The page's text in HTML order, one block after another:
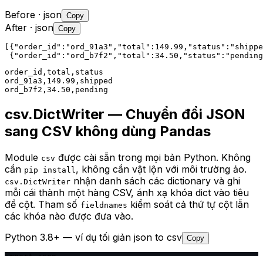
Before · json Copy
After · json Copy
order_id,total,status
ord_91a3,149.99,shipped
ord_b7f2,34.50,pending
csv.DictWriter — Chuyển đổi JSON
sang CSV không dùng Pandas
Module csv được cài sẵn trong mọi bản Python. Không
cần pip install , không cần vật lộn với môi trường ảo.
csv.DictWriter nhận danh sách các dictionary và ghi
mỗi cái thành một hàng CSV, ánh xạ khóa dict vào tiêu
đề cột. Tham số fieldnames kiểm soát cả thứ tự cột lẫn
các khóa nào được đưa vào.
Python 3.8+ — ví dụ tối giản json to csv Copy